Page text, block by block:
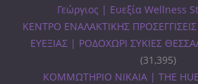
Γεώργιος | Ευεξία Wellness
ΚΕΝΤΡΟ ΕΝΑΛΑΚΤΙΚΗΣ
ΕΥΕΞΙΑΣ | ΡΟΔΟΧΩΡΙ ΣΥΚΙΕΣ
(31,395)
ΚΟΜΜΩΤΗΡΙΟ ΝΙΚΑΙΑ | THE HUE